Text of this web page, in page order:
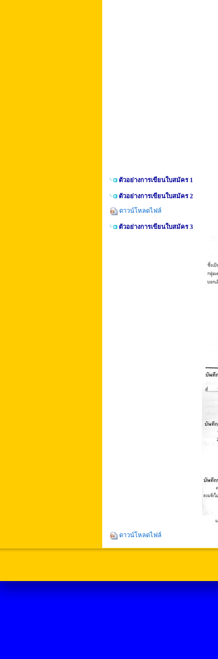
ตัวอย่างการเขียนใบสมัคร 1
ตัวอย่างการเขียนใบสมัคร 2
ดาวน์โหลดไฟล์
ตัวอย่างการเขียนใบสมัคร 3
ดาวน์โหลดไฟล์